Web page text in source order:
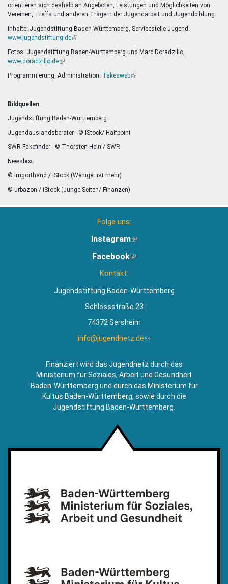
orientieren sich deshalb an Angeboten, Leistungen und Möglichkeiten von
Vereinen, Treffs und anderen Trägern der Jugendarbeit und Jugendbildung.
Inhalte: Jugendstiftung Baden-Württemberg, Servicestelle Jugend.
www.jugendstiftung.de(Link
extern)
Fotos: Jugendstiftung Baden-Württemberg und Marc Doradzillo,
www.doradzillo.de(Link
extern)
Programmierung, Administration: Takeaweb(Link
Bildquellen
Jugendstiftung Baden-Württemberg
Jugendauslandsberater - © iStock/ Halfpoint
SWR-Fakefinder - © Thorsten Hein / SWR
Newsbox:
© Imgorthand / iStock (Weniger ist mehr)
© urbazon / iStock (Junge Seiten/ Finanzen)
Folge uns:
Instagram(Link
extern)
Facebook(Link
Kontakt:
Jugendstiftung Baden-Württemberg
Schlossstraße 23
74372 Sersheim
info@jugendnetz.de(Link
Mail)
Finanziert wird das Jugendnetz durch das
Ministerium für Soziales, Arbeit und Gesundheit
Baden-Württemberg und durch das Ministerium für
Kultus Baden-Württemberg, sowie durch die
Jugendstiftung Baden-Württemberg.